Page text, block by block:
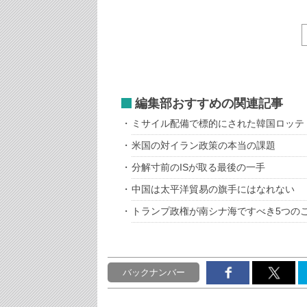
編集部おすすめの関連記事
ミサイル配備で標的にされた韓国ロッテ
米国の対イラン政策の本当の課題
分解寸前のISが取る最後の一手
中国は太平洋貿易の旗手にはなれない
トランプ政権が南シナ海ですべき5つの
バックナンバー